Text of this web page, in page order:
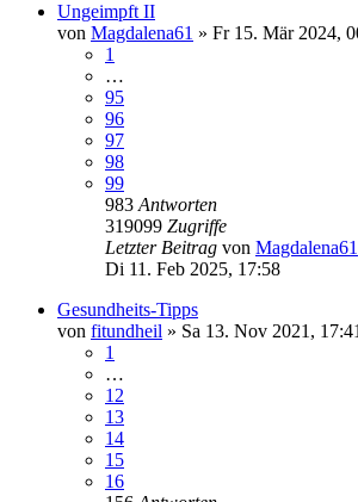
Ungeimpft II
von Magdalena61 » Fr 15. Mär 2024,
1
…
95
96
97
98
99
983 Antworten
319099 Zugriffe
Letzter Beitrag von Magdalena61
Di 11. Feb 2025, 17:58
Gesundheits-Tipps
von fitundheil » Sa 13. Nov 2021, 17:41
1
…
12
13
14
15
16